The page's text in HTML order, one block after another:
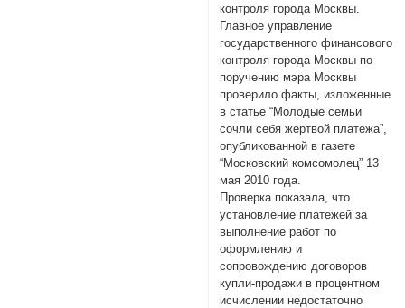
контроля города Москвы.
Главное управление
государственного финансового
контроля города Москвы по
поручению мэра Москвы
проверило факты, изложенные
в статье “Молодые семьи
сочли себя жертвой платежа”,
опубликованной в газете
“Московский комсомолец” 13
мая 2010 года.
Проверка показала, что
установление платежей за
выполнение работ по
оформлению и
сопровождению договоров
купли-продажи в процентном
исчислении недостаточно